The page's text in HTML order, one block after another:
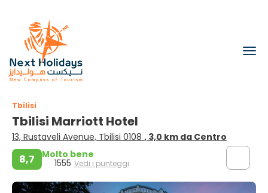
Tbilisi
Tbilisi Marriott Hotel
13, Rustaveli Avenue, Tbilisi 0108 , 3,0 km da Centro
8,7 Molto bene
1555 Vedi i punteggi